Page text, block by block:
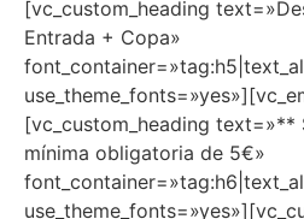
[vc_custom_heading
Entrada + Copa»
[vc_custom_heading text=»**
mínima obligatoria de 5€»